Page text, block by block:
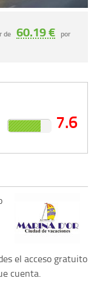
de 60.19 € por
7.6
el acceso gratuito
cuenta.